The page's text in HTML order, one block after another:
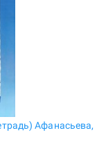
Афанасьева,